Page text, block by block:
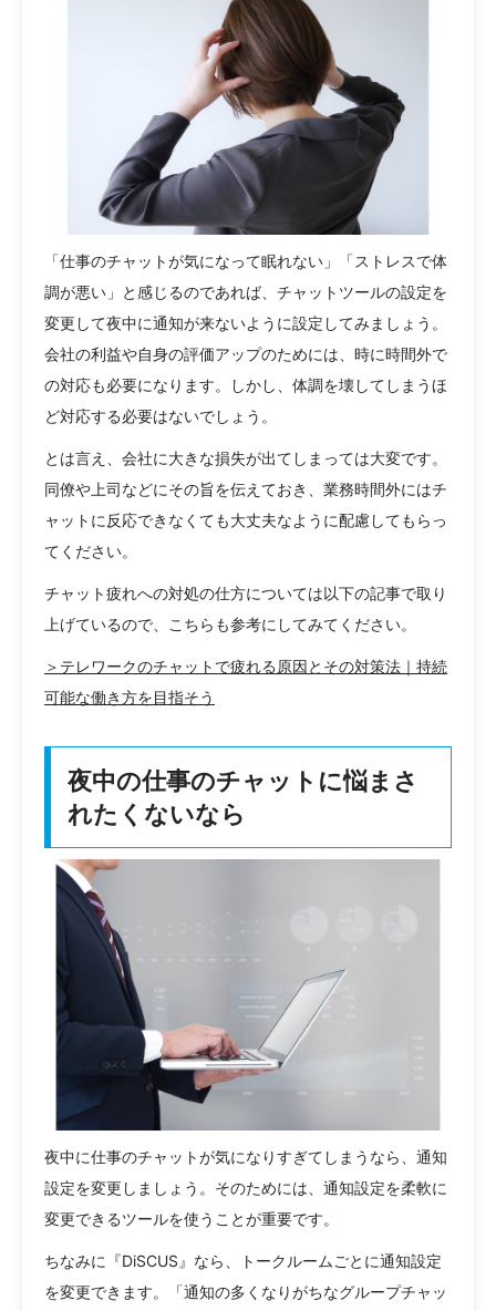
「仕事のチャットが気になって眠れない」「ストレスで体
調が悪い」と感じるのであれば、チャットツールの設定を
変更して夜中に通知が来ないように設定してみましょう。
会社の利益や自身の評価アップのためには、時に時間外で
の対応も必要になります。しかし、体調を壊してしまうほ
ど対応する必要はないでしょう。
とは言え、会社に大きな損失が出てしまっては大変です。
同僚や上司などにその旨を伝えておき、業務時間外にはチ
ャットに反応できなくても大丈夫なように配慮してもらっ
てください。
チャット疲れへの対処の仕方については以下の記事で取り
上げているので、こちらも参考にしてみてください。
＞テレワークのチャットで疲れる原因とその対策法｜持続
可能な働き方を目指そう
夜中の仕事のチャットに悩まさ
れたくないなら
夜中に仕事のチャットが気になりすぎてしまうなら、通知
設定を変更しましょう。そのためには、通知設定を柔軟に
変更できるツールを使うことが重要です。
ちなみに『DiSCUS』なら、トークルームごとに通知設定
を変更できます。「通知の多くなりがちなグループチャッ